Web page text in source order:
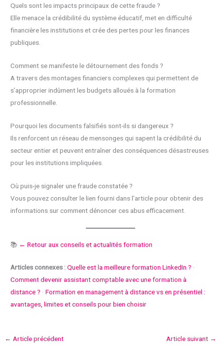
Quels sont les impacts principaux de cette fraude ?
Elle menace la crédibilité du système éducatif, met en difficulté
financière les institutions et crée des pertes pour les finances
publiques.
Comment se manifeste le détournement des fonds ?
A travers des montages financiers complexes qui permettent de
s’approprier indûment les budgets alloués à la formation
professionnelle.
Pourquoi les documents falsifiés sont-ils si dangereux ?
Ils renforcent un réseau de mensonges qui sapent la crédibilité du
secteur entier et peuvent entraîner des conséquences désastreuses
pour les institutions impliquées.
Où puis-je signaler une fraude constatée ?
Vous pouvez consulter le lien fourni dans l’article pour obtenir des
informations sur comment dénoncer ces abus efficacement.
📚 ← Retour aux conseils et actualités formation
Articles connexes :Quelle est la meilleure formation LinkedIn ? ·
Comment devenir assistant comptable avec une formation à
distance ? ·Formation en management à distance vs en présentiel :
avantages, limites et conseils pour bien choisir
← Article précédent Article suivant →